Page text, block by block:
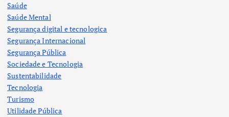
Saúde
Saúde Mental
Segurança digital e tecnologica
Segurança Internacional
Segurança Pública
Sociedade e Tecnologia
Sustentabilidade
Tecnologia
Turismo
Utilidade Pública